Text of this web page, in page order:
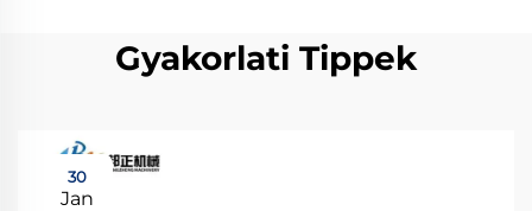
Gyakorlati Tippek
30
Jan